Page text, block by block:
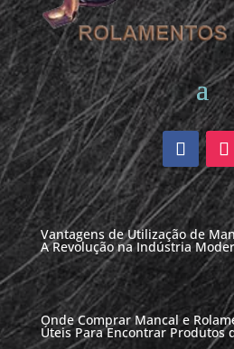
Vantagens de Utilização de
A Revolução na Indústria
Onde Comprar Mancal e
Úteis Para Encontrar Produtos